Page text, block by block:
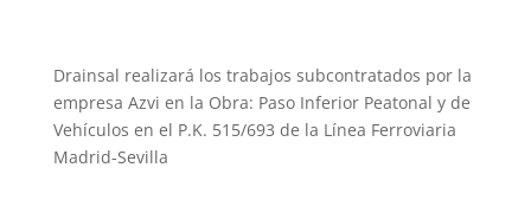
Drainsal realizará los trabajos subcontratados por la
empresa Azvi en la Obra: Paso Inferior Peatonal y de
Vehículos en el P.K. 515/693 de la Línea Ferroviaria
Madrid-Sevilla